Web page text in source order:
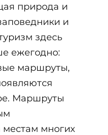
природа и
и
здесь
ежегодно:
маршруты,
Маршруты
многих